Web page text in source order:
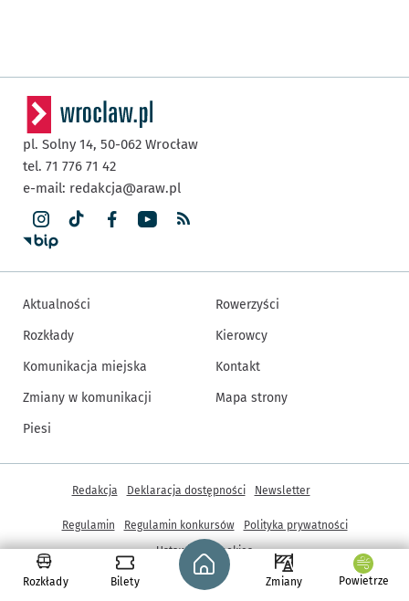
Rozkłady Bilety
Strona główna - wroclaw.pl
Zmiany Powietrze
pl. Solny 14, 50-062 Wrocław
tel. 71 776 71 42
e-mail: redakcja@araw.pl
Aktualności
Rozkłady
Komunikacja miejska
Zmiany w komunikacji
Piesi
Rowerzyści
Kierowcy
Kontakt
Mapa strony
© Copyright 2005-2026, ARAW S.A., Gmina Wrocław
Inne informacje
Redakcja Deklaracja dostępności Newsletter
Regulamin Regulamin konkursów
Polityka prywatności
Ustawienia cookies